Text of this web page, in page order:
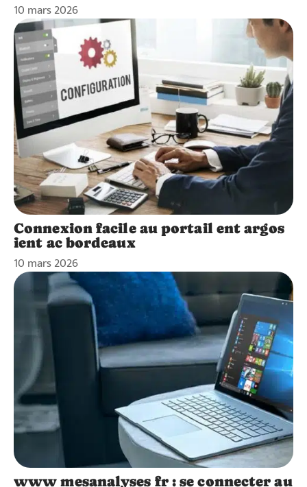
10 mars 2026
Connexion facile au portail ent argos
ient ac bordeaux
10 mars 2026
www mesanalyses fr : se connecter au